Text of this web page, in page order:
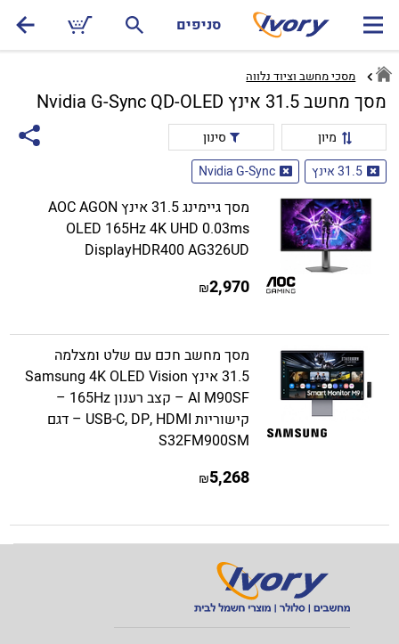
סניפים
מסכי מחשב וציוד נלווה
מסך מחשב 31.5 אינץ Nvidia G-Sync QD-OLED
מיון
סינון
31.5 אינץ
Nvidia G-Sync
מסך גיימינג 31.5 אינץ AOC AGON
OLED 165Hz 4K UHD 0.03ms
DisplayHDR400 AG326UD
2,970
₪
מסך מחשב חכם עם שלט ומצלמה
31.5 אינץ Samsung 4K OLED Vision
AI M90SF – קצב רענון 165Hz –
קישוריות USB-C, DP, HDMI – דגם
S32FM900SM
5,268
₪